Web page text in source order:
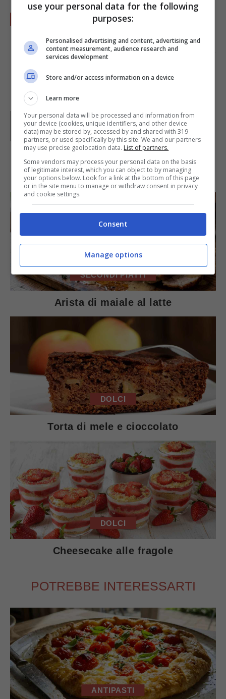
Mettete le dita della strega salate in una
disponetele in modo ravvicinato per avere un
Parole diDeborah Di Lucia
IN PRIMO PIANO
SECONDI PIATTI
Arista di maiale al latte
DOLCI
Torta di mele e cioccolato
DOLCI
Cheesecake alle fragole
POTREBBE INTERESSARTI
ANTIPASTI
use your personal data for the following
purposes:
Personalised advertising and content, advertising and
content measurement, audience research and
services development
Store and/or access information on a device
Learn more
Your personal data will be processed and information from
your device (cookies, unique identifiers, and other device
data) may be stored by, accessed by and shared with 319
partners, or used specifically by this site. We and our partners
may use precise geolocation data. List of partners.
Some vendors may process your personal data on the basis
of legitimate interest, which you can object to by managing
your options below. Look for a link at the bottom of this page
or in the site menu to manage or withdraw consent in privacy
and cookie settings.
Consent
Manage options